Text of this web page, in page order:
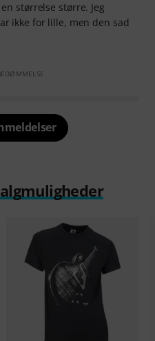
størrelse større. Jeg
ikke for lille, men den sad